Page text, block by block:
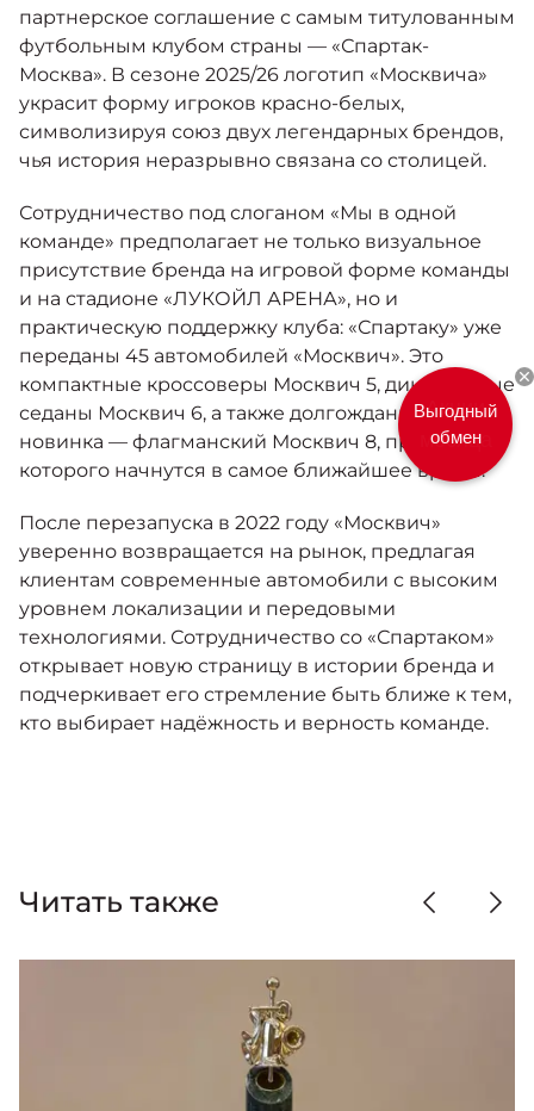
Яркий динамичный седан
от 2 237 000 ₽*
Кроссовер, создающий равные
возможности
от 2 069 000 ₽*
Москвич 8
Практичный семиместный
кроссовер
от 3 125 000 ₽*
Спецпредложения
Калькулятор трейд-ин
Страховые программы
Моторное масло
КОНТАКТЫ
партнерское соглашение с самым титулованным
футбольным клубом страны — «Спартак-
Москва». В сезоне 2025/26 логотип «Москвича»
украсит форму игроков красно-белых,
символизируя союз двух легендарных брендов,
чья история неразрывно связана со столицей.
Сотрудничество под слоганом «Мы в одной
команде» предполагает не только визуальное
присутствие бренда на игровой форме команды
и на стадионе «ЛУКОЙЛ АРЕНА», но и
практическую поддержку клуба: «Спартаку» уже
переданы 45 автомобилей «Москвич». Это
компактные кроссоверы Москвич 5, динамичные
седаны Москвич 6, а также долгожданная
новинка — флагманский Москвич 8, продажи
которого начнутся в самое ближайшее время.
После перезапуска в 2022 году «Москвич»
уверенно возвращается на рынок, предлагая
клиентам современные автомобили с высоким
уровнем локализации и передовыми
технологиями. Сотрудничество со «Спартаком»
открывает новую страницу в истории бренда и
подчеркивает его стремление быть ближе к тем,
кто выбирает надёжность и верность команде.
Читать также
Выгодный
обмен